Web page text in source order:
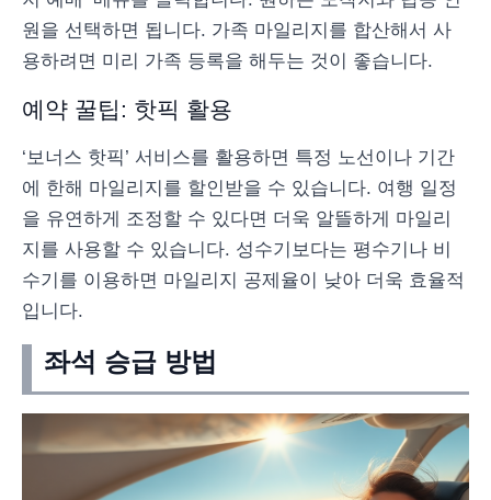
원을 선택하면 됩니다. 가족 마일리지를 합산해서 사
용하려면 미리 가족 등록을 해두는 것이 좋습니다.
예약 꿀팁: 핫픽 활용
‘보너스 핫픽’ 서비스를 활용하면 특정 노선이나 기간
에 한해 마일리지를 할인받을 수 있습니다. 여행 일정
을 유연하게 조정할 수 있다면 더욱 알뜰하게 마일리
지를 사용할 수 있습니다. 성수기보다는 평수기나 비
수기를 이용하면 마일리지 공제율이 낮아 더욱 효율적
입니다.
좌석 승급 방법